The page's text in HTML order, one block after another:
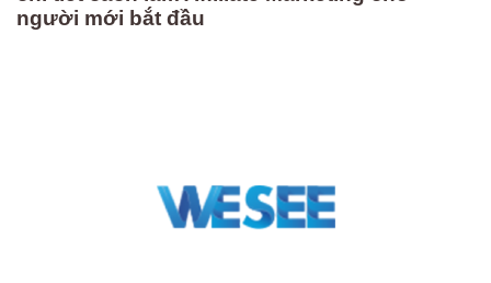
người mới bắt đầu